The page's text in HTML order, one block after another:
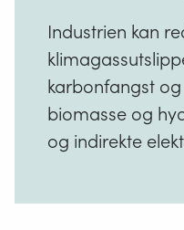
Industrien kan
karbonfangst
biomasse og
og indirekte